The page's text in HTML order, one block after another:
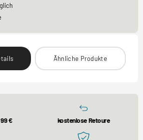
Ähnliche Produkte
€ kostenlose Retoure